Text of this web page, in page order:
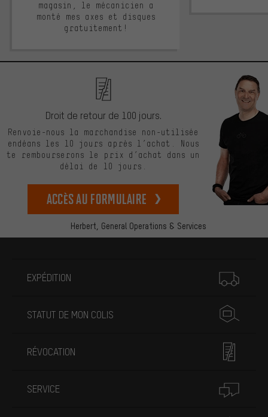
magasin, le mécanicien a
monté mes axes et disques
gratuitement!
Herbert, General Operations & Services
Droit de retour de 100 jours.
Renvoie-nous la marchandise non-utilisée
endéans les 10 jours après l’achat. Nous
te rembourserons le prix d’achat dans un
délai de 10 jours.
Accès au formulaire
EXPÉDITION
STATUT DE MON COLIS
RÉVOCATION
SERVICE